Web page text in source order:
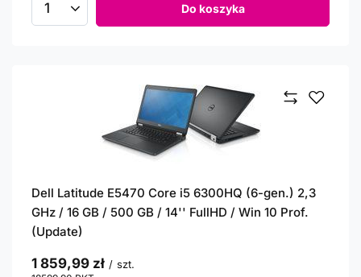
Ilość produktów Do koszyka
Dell Latitude E5470 Core i5 6300HQ (6-gen.) 2,3
GHz / 16 GB / 500 GB / 14'' FullHD / Win 10 Prof.
(Update)
1 859,99 zł / szt.